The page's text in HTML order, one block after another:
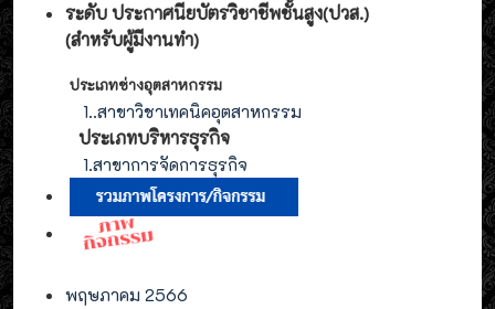
ระดับ ประกาศนียบัตรวิชาชีพชั้นสูง(ปวส.)
(สำหรับผู้มีงานทำ)
ประเภทช่างอุตสาหกรรม
1..สาขาวิชาเทคนิคอุตสาหกรรม
ประเภทบริหารธุรกิจ
1.สาขาการจัดการธุรกิจ
พฤษภาคม 2566